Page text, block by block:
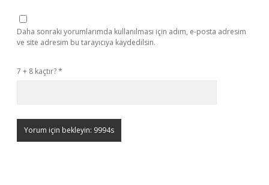
Daha sonraki yorumlarımda kullanılması için adım, e-posta adresim
ve site adresim bu tarayıcıya kaydedilsin.
7 + 8 kaçtır?*